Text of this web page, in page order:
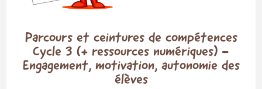
Parcours et ceintures de compétences
Cycle 3 (+ ressources numériques) -
Engagement, motivation, autonomie des
élèves